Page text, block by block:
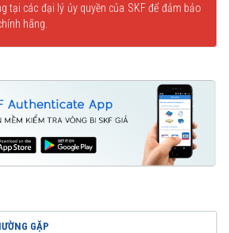
tại các đại lý ủy quyền của SKF để đảm bảo
hãng.
GẶP